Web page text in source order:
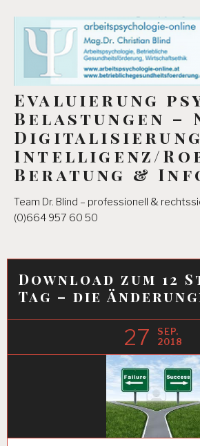
content
Evaluierung
Belastungen –
Intelligenz/
Beratung &
Team Dr. Blind – professionell &
(0)664 957 60 50
Download zum 12
Tag – die
27
SEP.
2018